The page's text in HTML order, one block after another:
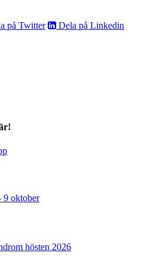
på Twitter Dela på Linkedin
9 oktober
hösten 2026